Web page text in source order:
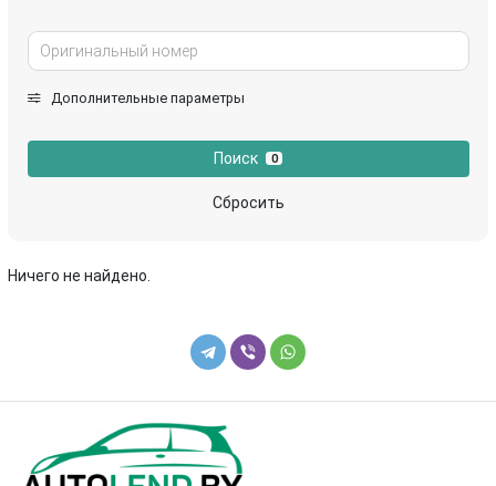
Дополнительные параметры
Поиск 0
Сбросить
Ничего не найдено.